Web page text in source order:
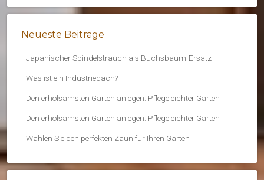
Neueste Beiträge
Japanischer Spindelstrauch als Buchsbaum-Ersatz
Was ist ein Industriedach?
Den erholsamsten Garten anlegen: Pflegeleichter Garten
Den erholsamsten Garten anlegen: Pflegeleichter Garten
Wählen Sie den perfekten Zaun für Ihren Garten